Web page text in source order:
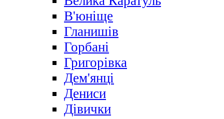
В'юніще
Гланишів
Горбані
Григорівка
Дем'янці
Дениси
Дівички